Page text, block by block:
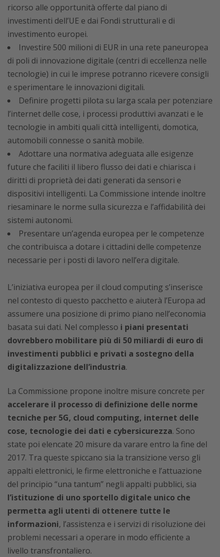
ricorso alle opportunità offerte dal piano di
investimenti dell’UE e dai Fondi strutturali e di
investimento europei.
Investire 500 milioni di EUR in una rete paneuropea
di poli di innovazione digitale (centri di eccellenza nelle
tecnologie) in cui le imprese potranno ricevere consigli
e sperimentare le innovazioni digitali.
Definire progetti pilota su larga scala per potenziare
l’internet delle cose, i processi produttivi avanzati e le
tecnologie in ambiti quali città intelligenti, domotica,
automobili connesse o sanità mobile.
Adottare una normativa adeguata alle esigenze
future che faciliti il libero flusso dei dati e chiarisca i
diritti di proprietà dei dati generati da sensori e
dispositivi intelligenti. La Commissione intende inoltre
riesaminare le norme sulla sicurezza e l’affidabilità dei
sistemi autonomi.
Presentare un’agenda europea per le competenze
che contribuisca a dotare i cittadini delle competenze
necessarie per i posti di lavoro nell’era digitale.
L’iniziativa europea per il cloud computing s’inserisce
nel contesto di questo pacchetto e aiuterà l’Europa ad
assumere una posizione di primo piano nell’economia
basata sui dati. Nel complesso i piani presentati
dovrebbero mobilitare più di 50 miliardi di euro di
investimenti pubblici e privati a sostegno della
digitalizzazione dell’industria.
La Commissione propone inoltre misure concrete per
accelerare il processo di definizione delle norme
tecniche per 5G, cloud computing, internet delle
cose, tecnologie dei dati e cybersicurezza. Sono
state poi elencate 20 misure da varare entro la fine del
2017. Tra queste spiccano sia la transizione verso gli
appalti elettronici, le firme elettroniche e l’attuazione
del principio “una tantum” negli appalti pubblici, sia
l’istituzione di uno sportello digitale unico che
permetta agli utenti di ottenere tutte le
informazioni, l’assistenza e i servizi di risoluzione dei
problemi necessari a operare in modo efficiente a
livello transfrontaliero.